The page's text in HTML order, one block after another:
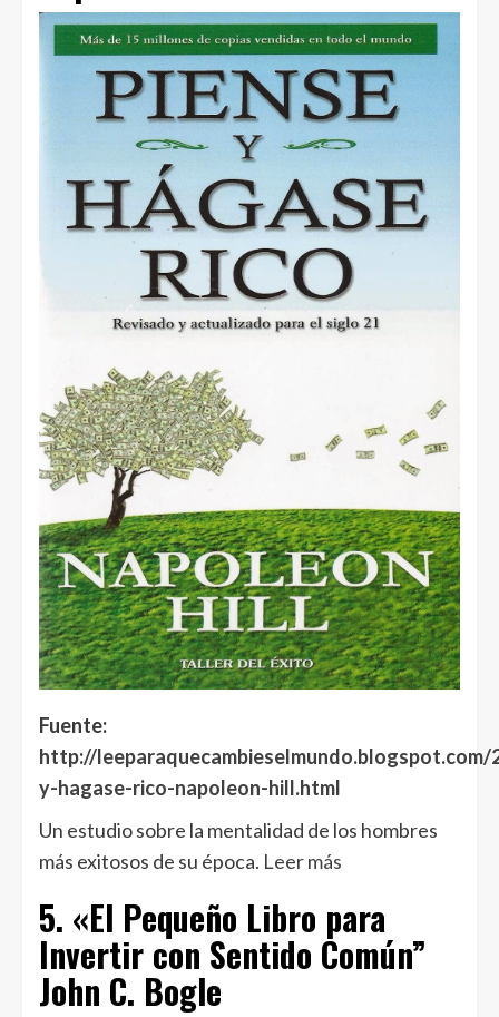
Fuente:
http://leeparaquecambieselmundo.blogspot.com/
y-hagase-rico-napoleon-hill.html
Un estudio sobre la mentalidad de los hombres
más exitosos de su época. Leer más
5. «El Pequeño Libro para
Invertir con Sentido Común”
John C. Bogle